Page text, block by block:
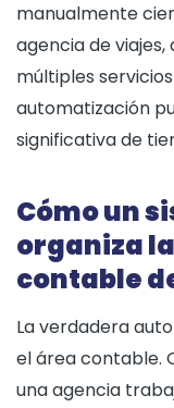
manualmente
agencia de
múltiples
automatización
significativa de
Cómo un
organiza
contable
La verdadera
el área contable.
una agencia